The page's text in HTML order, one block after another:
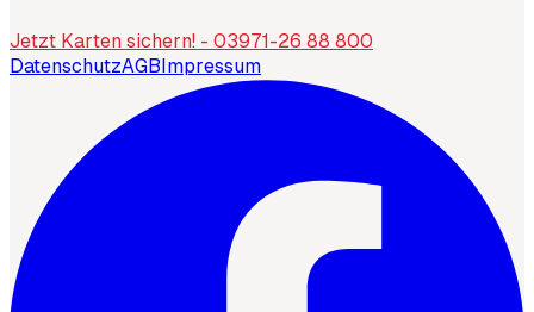
Jetzt Karten sichern! - 03971-26 88 800
DatenschutzAGBImpressum